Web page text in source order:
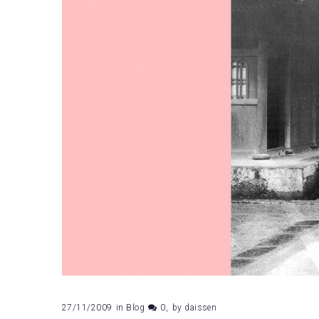
27/11/2009 in Blog 0 by daissen